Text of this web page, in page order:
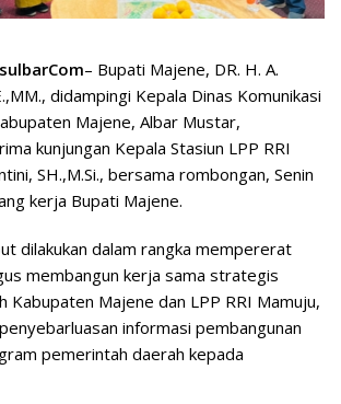
– Bupati Majene, DR. H. A.
didampingi Kepala Dinas Komunikasi
Majene, Albar Mustar,
kunjungan Kepala Stasiun LPP RRI
SH.,M.Si., bersama rombongan, Senin
kerja Bupati Majene.
dilakukan dalam rangka mempererat
membangun kerja sama strategis
Kabupaten Majene dan LPP RRI Mamuju,
informasi pembangunan
pemerintah daerah kepada